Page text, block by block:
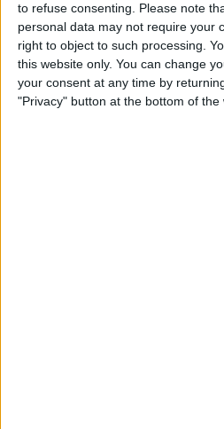
to refuse consenting. Please note
personal data may not require your
right to object to such processing.
this website only. You can change
your consent at any time by
"Privacy" button at the bottom of the
"Não é o resultado que eu
para ganhar as duas
a sentir-me muito bem hoje,
um resultado diferente do
começou por dizer Remco